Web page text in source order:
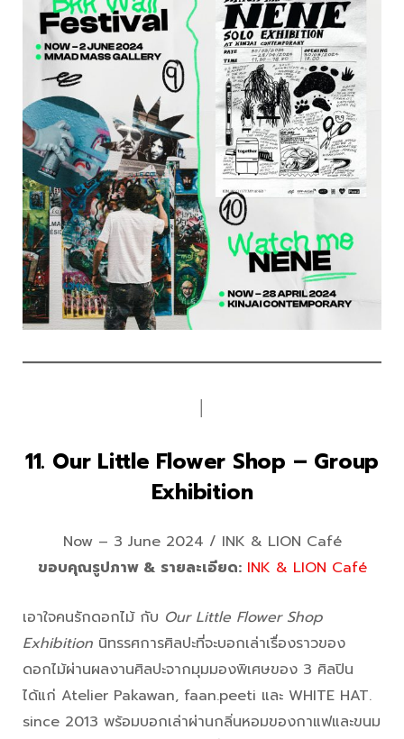
11. Our Little Flower Shop – Group
Exhibition
Now – 3 June 2024 / INK & LION Café
ขอบคุณรูปภาพ & รายละเอียด: INK & LION Café
เอาใจคนรักดอกไม้ กับ Our Little Flower Shop
Exhibition นิทรรศการศิลปะที่จะบอกเล่าเรื่องราวของ
ดอกไม้ผ่านผลงานศิลปะจากมุมมองพิเศษของ 3 ศิลปิน
ได้แก่ Atelier Pakawan, faan.peeti และ WHITE HAT.
since 2013 พร้อมบอกเล่าผ่านกลิ่นหอมของกาแฟและขนม